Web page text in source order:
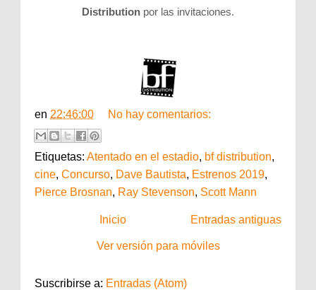
Distribution por las invitaciones.
en 22:46:00 No hay comentarios:
Etiquetas: Atentado en el estadio, bf distribution,
cine, Concurso, Dave Bautista, Estrenos 2019,
Pierce Brosnan, Ray Stevenson, Scott Mann
Entradas antiguas
Inicio
Ver versión para móviles
Suscribirse a: Entradas (Atom)